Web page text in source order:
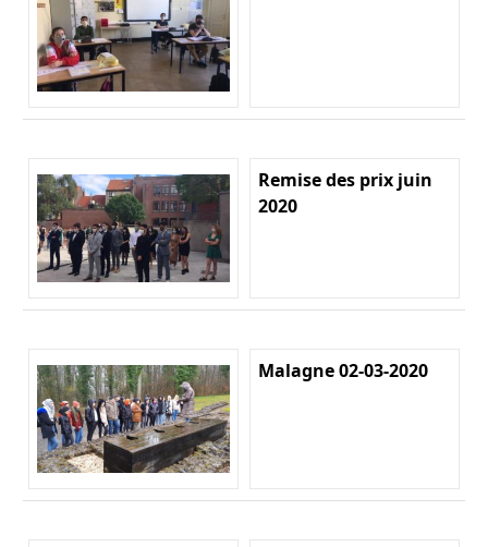
Remise des prix juin
2020
Malagne 02-03-2020